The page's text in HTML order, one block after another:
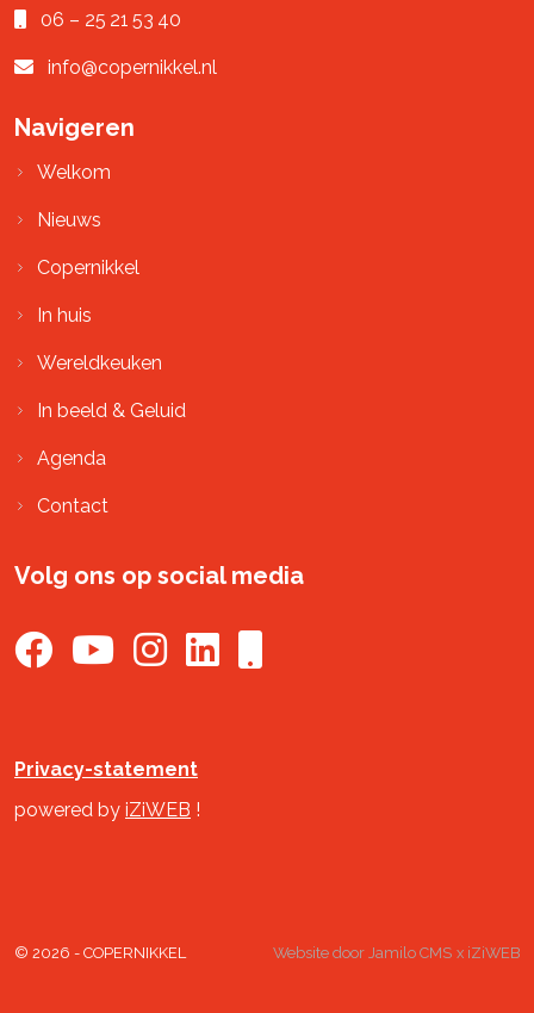
06 – 25 21 53 40
info@copernikkel.nl
Navigeren
Welkom
Nieuws
Copernikkel
In huis
Wereldkeuken
In beeld & Geluid
Agenda
Contact
Volg ons op social media
Privacy-statement
powered by iZiWEB !
© 2026 - COPERNIKKEL Website door Jamilo CMS x iZiWEB